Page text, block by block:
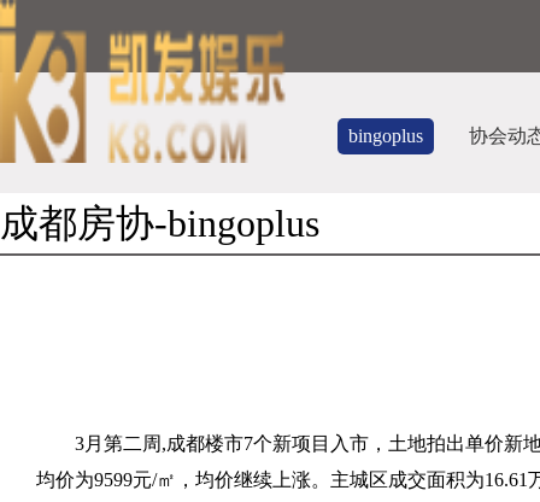
bingoplus 协会动
成都房协-bingoplus
3月第二周,成都楼市7个新项目入市，土地拍出单价新
均价为9599元/㎡，均价继续上涨。主城区成交面积为16.61